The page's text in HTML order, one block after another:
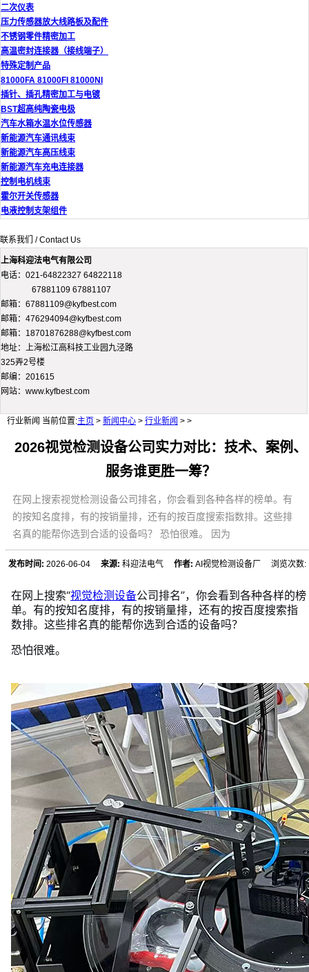
二次仪表
压力传感器放大线路板及配件
不锈钢零件精密加工
高温密封连接器（接线端子）
特殊定制产品
81000FA 81000FI 81000NI
插针、插孔精密加工与电镀
BST超高纯陶瓷电极
汽车水箱水温水位传感器
新能源汽车通讯线束
新能源汽车高压线束
新能源汽车充电连接器
控制电机线束
霍尔开关传感器
电液控制支架组件
联系我们 / Contact Us
上海科迎法电气有限公司
电话：021-64822327 64822118
67881109 67881107
邮箱：67881109@kyfbest.com
邮箱：476294094@kyfbest.com
邮箱：18701876288@kyfbest.com
地址：上海松江高科技工业园九泾路
325弄2号楼
邮编：201615
网站：www.kyfbest.com
行业新闻 当前位置:主页 > 新闻中心 > 行业新闻 > >
2026视觉检测设备公司实力对比：技术、案例、
服务谁更胜一筹？
在网上搜索视觉检测设备公司排名，你会看到各种各样的榜单。有
的按知名度排，有的按销量排，还有的按百度搜索指数排。这些排
名真的能帮你选到合适的设备吗？ 恐怕很难。 因为
发布时间: 2026-06-04 来源: 科迎法电气 作者: AI视觉检测设备厂 浏览次数:
在网上搜索“视觉检测设备公司排名”，你会看到各种各样的榜
单。有的按知名度排，有的按销量排，还有的按百度搜索指
数排。这些排名真的能帮你选到合适的设备吗？
恐怕很难。